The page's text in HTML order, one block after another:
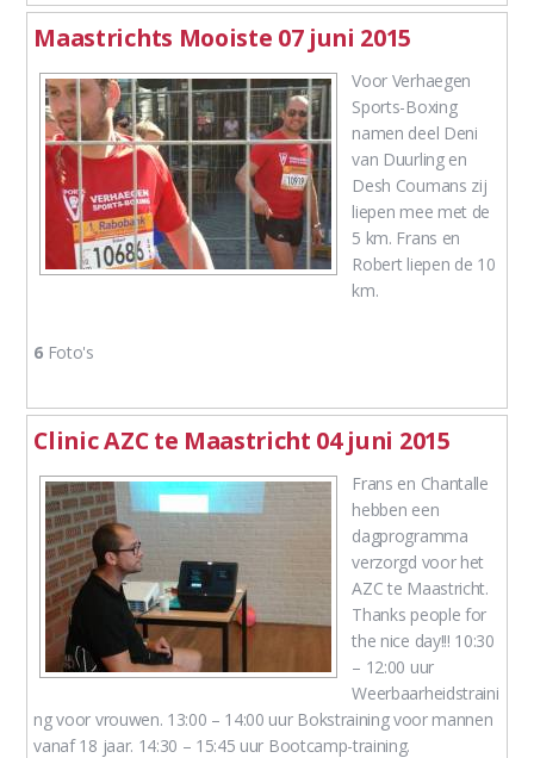
Maastrichts Mooiste 07 juni 2015
Voor Verhaegen
Sports-Boxing
namen deel Deni
van Duurling en
Desh Coumans zij
liepen mee met de
5 km. Frans en
Robert liepen de 10
km.
6 Foto's
Clinic AZC te Maastricht 04 juni 2015
Frans en Chantalle
hebben een
dagprogramma
verzorgd voor het
AZC te Maastricht.
Thanks people for
the nice day!!! 10:30
– 12:00 uur
Weerbaarheidstraini
ng voor vrouwen. 13:00 – 14:00 uur Bokstraining voor mannen
vanaf 18 jaar. 14:30 – 15:45 uur Bootcamp-training.